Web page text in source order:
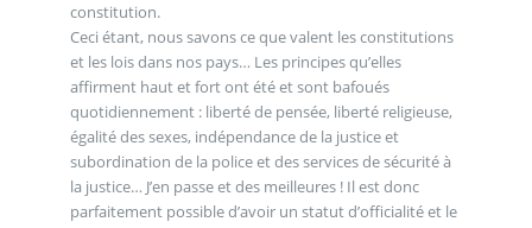
constitution.
Ceci étant, nous savons ce que valent les constitutions
et les lois dans nos pays… Les principes qu’elles
affirment haut et fort ont été et sont bafoués
quotidiennement : liberté de pensée, liberté religieuse,
égalité des sexes, indépendance de la justice et
subordination de la police et des services de sécurité à
la justice… J’en passe et des meilleures ! Il est donc
parfaitement possible d’avoir un statut d’officialité et le